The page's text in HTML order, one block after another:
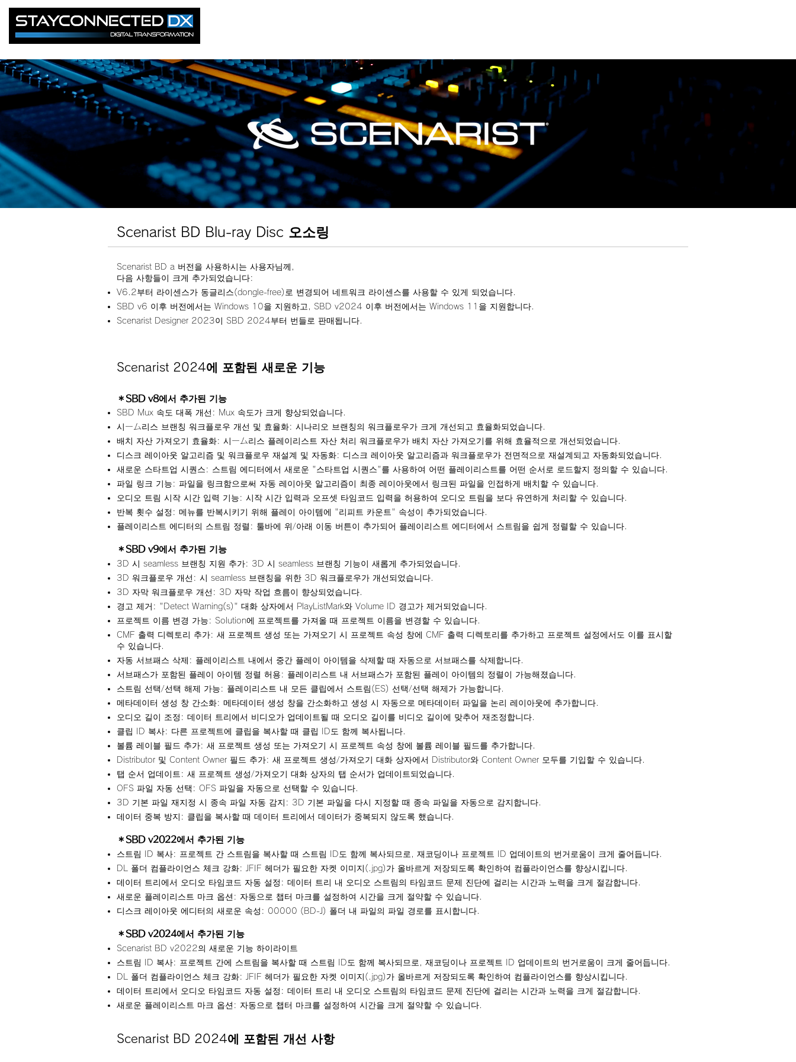
Scenarist BD Blu-ray Disc 오소링
Scenarist BD a 버전을 사용하시는 사용자님께,
다음 사항들이 크게 추가되었습니다:
V6.2부터 라이센스가 동글리스(dongle-free)로 변경되어 네트워크 라이센스를 사용할 수 있게 되었습니다.
SBD v6 이후 버전에서는 Windows 10을 지원하고, SBD v2024 이후 버전에서는 Windows 11을 지원합니다.
Scenarist Designer 2023이 SBD 2024부터 번들로 판매됩니다.
Scenarist 2024에 포함된 새로운 기능
＊SBD v8에서 추가된 기능
SBD Mux 속도 대폭 개선: Mux 속도가 크게 향상되었습니다.
시ーム리스 브랜칭 워크플로우 개선 및 효율화: 시나리오 브랜칭의 워크플로우가 크게 개선되고 효율화되었습니다.
배치 자산 가져오기 효율화: 시ーム리스 플레이리스트 자산 처리 워크플로우가 배치 자산 가져오기를 위해 효율적으로 개선되었습니다.
디스크 레이아웃 알고리즘 및 워크플로우 재설계 및 자동화: 디스크 레이아웃 알고리즘과 워크플로우가 전면적으로 재설계되고 자동화되었습니다.
새로운 스타트업 시퀀스: 스트림 에디터에서 새로운 "스타트업 시퀀스"를 사용하여 어떤 플레이리스트를 어떤 순서로 로드할지 정의할 수 있습니다.
파일 링크 기능: 파일을 링크함으로써 자동 레이아웃 알고리즘이 최종 레이아웃에서 링크된 파일을 인접하게 배치할 수 있습니다.
오디오 트림 시작 시간 입력 기능: 시작 시간 입력과 오프셋 타임코드 입력을 허용하여 오디오 트림을 보다 유연하게 처리할 수 있습니다.
반복 횟수 설정: 메뉴를 반복시키기 위해 플레이 아이템에 "리피트 카운트" 속성이 추가되었습니다.
플레이리스트 에디터의 스트림 정렬: 툴바에 위/아래 이동 버튼이 추가되어 플레이리스트 에디터에서 스트림을 쉽게 정렬할 수 있습니다.
＊SBD v9에서 추가된 기능
3D 시 seamless 브랜칭 지원 추가: 3D 시 seamless 브랜칭 기능이 새롭게 추가되었습니다.
3D 워크플로우 개선: 시 seamless 브랜칭을 위한 3D 워크플로우가 개선되었습니다.
3D 자막 워크플로우 개선: 3D 자막 작업 흐름이 향상되었습니다.
경고 제거: "Detect Warning(s)" 대화 상자에서 PlayListMark와 Volume ID 경고가 제거되었습니다.
프로젝트 이름 변경 가능: Solution에 프로젝트를 가져올 때 프로젝트 이름을 변경할 수 있습니다.
CMF 출력 디렉토리 추가: 새 프로젝트 생성 또는 가져오기 시 프로젝트 속성 창에 CMF 출력 디렉토리를 추가하고 프로젝트 설정에서도 이를 표시할
수 있습니다.
자동 서브패스 삭제: 플레이리스트 내에서 중간 플레이 아이템을 삭제할 때 자동으로 서브패스를 삭제합니다.
서브패스가 포함된 플레이 아이템 정렬 허용: 플레이리스트 내 서브패스가 포함된 플레이 아이템의 정렬이 가능해졌습니다.
스트림 선택/선택 해제 가능: 플레이리스트 내 모든 클립에서 스트림(ES) 선택/선택 해제가 가능합니다.
메타데이터 생성 창 간소화: 메타데이터 생성 창을 간소화하고 생성 시 자동으로 메타데이터 파일을 논리 레이아웃에 추가합니다.
오디오 길이 조정: 데이터 트리에서 비디오가 업데이트될 때 오디오 길이를 비디오 길이에 맞추어 재조정합니다.
클립 ID 복사: 다른 프로젝트에 클립을 복사할 때 클립 ID도 함께 복사됩니다.
볼륨 레이블 필드 추가: 새 프로젝트 생성 또는 가져오기 시 프로젝트 속성 창에 볼륨 레이블 필드를 추가합니다.
Distributor 및 Content Owner 필드 추가: 새 프로젝트 생성/가져오기 대화 상자에서 Distributor와 Content Owner 모두를 기입할 수 있습니다.
탭 순서 업데이트: 새 프로젝트 생성/가져오기 대화 상자의 탭 순서가 업데이트되었습니다.
OFS 파일 자동 선택: OFS 파일을 자동으로 선택할 수 있습니다.
3D 기본 파일 재지정 시 종속 파일 자동 감지: 3D 기본 파일을 다시 지정할 때 종속 파일을 자동으로 감지합니다.
데이터 중복 방지: 클립을 복사할 때 데이터 트리에서 데이터가 중복되지 않도록 했습니다.
＊SBD v2022에서 추가된 기능
스트림 ID 복사: 프로젝트 간 스트림을 복사할 때 스트림 ID도 함께 복사되므로, 재코딩이나 프로젝트 ID 업데이트의 번거로움이 크게 줄어듭니다.
DL 폴더 컴플라이언스 체크 강화: JFIF 헤더가 필요한 자켓 이미지(.jpg)가 올바르게 저장되도록 확인하여 컴플라이언스를 향상시킵니다.
데이터 트리에서 오디오 타임코드 자동 설정: 데이터 트리 내 오디오 스트림의 타임코드 문제 진단에 걸리는 시간과 노력을 크게 절감합니다.
새로운 플레이리스트 마크 옵션: 자동으로 챕터 마크를 설정하여 시간을 크게 절약할 수 있습니다.
디스크 레이아웃 에디터의 새로운 속성: 00000 (BD-J) 폴더 내 파일의 파일 경로를 표시합니다.
＊SBD v2024에서 추가된 기능
Scenarist BD v2022의 새로운 기능 하이라이트
스트림 ID 복사: 프로젝트 간에 스트림을 복사할 때 스트림 ID도 함께 복사되므로, 재코딩이나 프로젝트 ID 업데이트의 번거로움이 크게 줄어듭니다.
DL 폴더 컴플라이언스 체크 강화: JFIF 헤더가 필요한 자켓 이미지(.jpg)가 올바르게 저장되도록 확인하여 컴플라이언스를 향상시킵니다.
데이터 트리에서 오디오 타임코드 자동 설정: 데이터 트리 내 오디오 스트림의 타임코드 문제 진단에 걸리는 시간과 노력을 크게 절감합니다.
새로운 플레이리스트 마크 옵션: 자동으로 챕터 마크를 설정하여 시간을 크게 절약할 수 있습니다.
Scenarist BD 2024에 포함된 개선 사항